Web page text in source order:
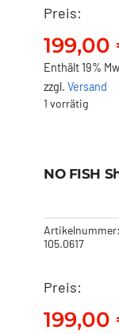
Preis:
199,00
Enthält 19%
zzgl. Versand
1 vorrätig
NO FISH
Artikelnummer:
105.0617
Preis:
199,00